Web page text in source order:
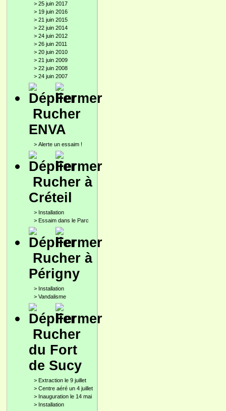
> 25 juin 2017
> 19 juin 2016
> 21 juin 2015
> 22 juin 2014
> 24 juin 2012
> 26 juin 2011
> 20 juin 2010
> 21 juin 2009
> 22 juin 2008
> 24 juin 2007
Rucher
ENVA
> Alerte un essaim !
Rucher à
Créteil
> Installation
> Essaim dans le Parc
Rucher à
Périgny
> Installation
> Vandalisme
Rucher
du Fort
de Sucy
> Extraction le 9 juillet
> Centre aéré un 4 juillet
> Inauguration le 14 mai
> Installation